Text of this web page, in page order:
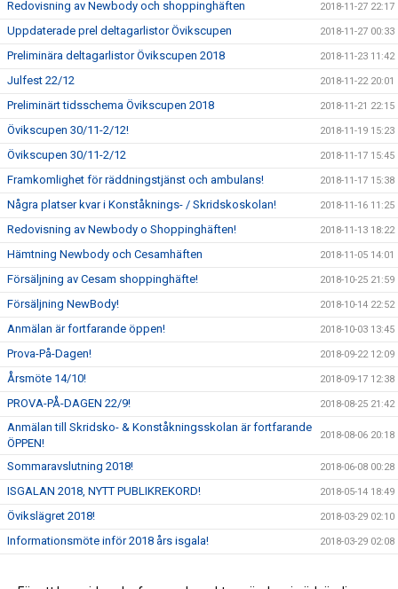
Redovisning av Newbody och shoppinghäften 2018-11-27 22:17
Uppdaterade prel deltagarlistor Övikscupen 2018-11-27 00:33
Preliminära deltagarlistor Övikscupen 2018 2018-11-23 11:42
Julfest 22/12 2018-11-22 20:01
Preliminärt tidsschema Övikscupen 2018 2018-11-21 22:15
Övikscupen 30/11-2/12! 2018-11-19 15:23
Övikscupen 30/11-2/12 2018-11-17 15:45
Framkomlighet för räddningstjänst och ambulans! 2018-11-17 15:38
Några platser kvar i Konståknings- / Skridskoskolan! 2018-11-16 11:25
Redovisning av Newbody o Shoppinghäften! 2018-11-13 18:22
Hämtning Newbody och Cesamhäften 2018-11-05 14:01
Försäljning av Cesam shoppinghäfte! 2018-10-25 21:59
Försäljning NewBody! 2018-10-14 22:52
Anmälan är fortfarande öppen! 2018-10-03 13:45
Prova-På-Dagen! 2018-09-22 12:09
Årsmöte 14/10! 2018-09-17 12:38
PROVA-PÅ-DAGEN 22/9! 2018-08-25 21:42
Anmälan till Skridsko- & Konståkningsskolan är fortfarande
ÖPPEN!
2018-08-06 20:18
Sommaravslutning 2018! 2018-06-08 00:28
ISGALAN 2018, NYTT PUBLIKREKORD! 2018-05-14 18:49
Övikslägret 2018! 2018-03-29 02:10
Informationsmöte inför 2018 års isgala! 2018-03-29 02:08